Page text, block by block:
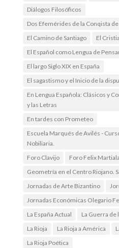
Diálogos Filosóficos
Dos Efemérides de la Conqista
El Camino de Santiago
El
El Español como Lengua de
El largo Siglo XIX en España
El sagastismo y el Inicio de la
En Lengua Española: Clásicos y
y las Letras
En tardes con Prometeo
Escuela Marqués de Avilés -
Nobiliaria.
Foro Clavijo
Foro Felix
Geometría en el Centro Riojano.
Jornadas de Arte Bizantino
Jornadas Económicas Olegario
La España Actual
La Guerra de
La Rioja
La Rioja a América
La Rioja Poética